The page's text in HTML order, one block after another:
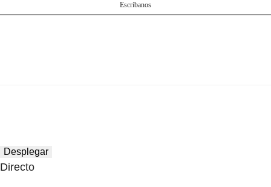
Escríbanos
Desplegar
Directo